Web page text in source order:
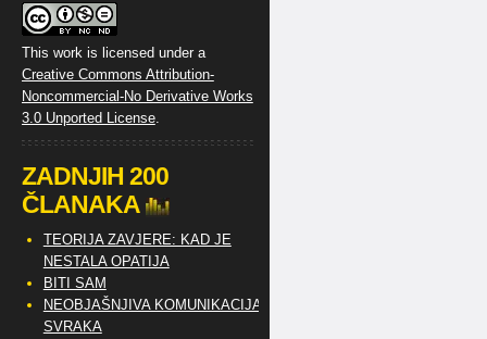
This work is licensed under a
Creative Commons Attribution-
Noncommercial-No Derivative Works
3.0 Unported License.
ZADNJIH 200
ČLANAKA
TEORIJA ZAVJERE: KAD JE
NESTALA OPATIJA
BITI SAM
NEOBJAŠNJIVA KOMUNIKACIJA
SVRAKA